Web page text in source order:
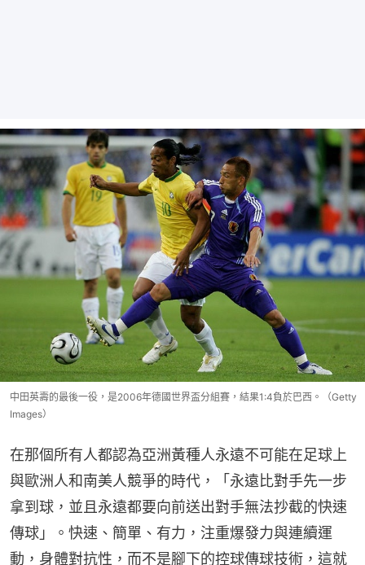
中田英壽的最後一役，是2006年德國世界盃分組賽，結果1:4負於巴西。（Getty
Images）
在那個所有人都認為亞洲黃種人永遠不可能在足球上
與歐洲人和南美人競爭的時代，「永遠比對手先一步
拿到球，並且永遠都要向前送出對手無法抄截的快速
傳球」。快速、簡單、有力，注重爆發力與連續運
動，身體對抗性，而不是腳下的控球傳球技術，這就